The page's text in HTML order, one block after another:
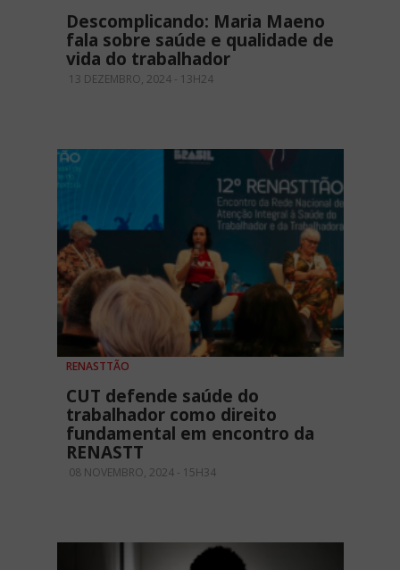
Descomplicando: Maria Maeno
fala sobre saúde e qualidade de
vida do trabalhador
13 DEZEMBRO, 2024 - 13H24
RENASTTÃO
CUT defende saúde do
trabalhador como direito
fundamental em encontro da
RENASTT
08 NOVEMBRO, 2024 - 15H34